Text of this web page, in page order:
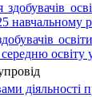
здобувачів
навчальному
діяльності